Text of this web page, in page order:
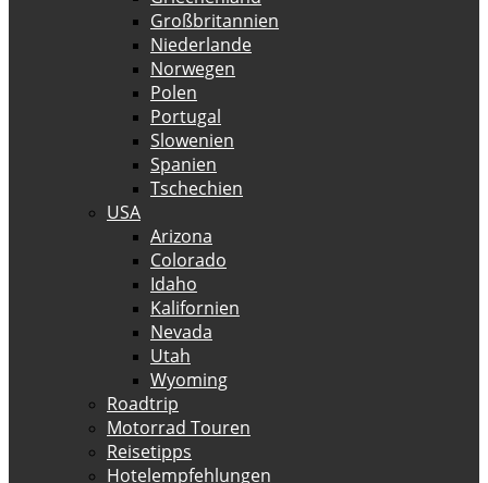
Großbritannien
Niederlande
Norwegen
Polen
Portugal
Slowenien
Spanien
Tschechien
USA
Arizona
Colorado
Idaho
Kalifornien
Nevada
Utah
Wyoming
Roadtrip
Motorrad Touren
Reisetipps
Hotelempfehlungen